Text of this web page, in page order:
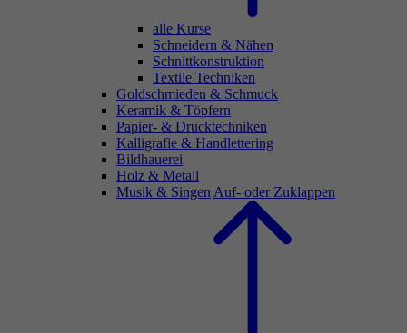
alle Kurse
Schneidern & Nähen
Schnittkonstruktion
Textile Techniken
Goldschmieden & Schmuck
Keramik & Töpfern
Papier- & Drucktechniken
Kalligrafie & Handlettering
Bildhauerei
Holz & Metall
Musik & Singen Auf- oder Zuklappen